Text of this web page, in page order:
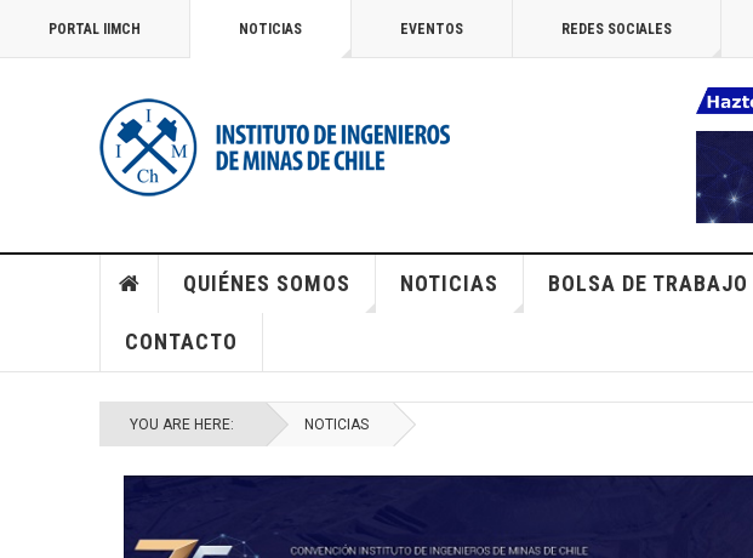
PORTAL IIMCH NOTICIAS EVENTOS REDES SOCIALES
QUIÉNES SOMOS NOTICIAS BOLSA DE TRABAJO
CONTACTO
YOU ARE HERE: NOTICIAS